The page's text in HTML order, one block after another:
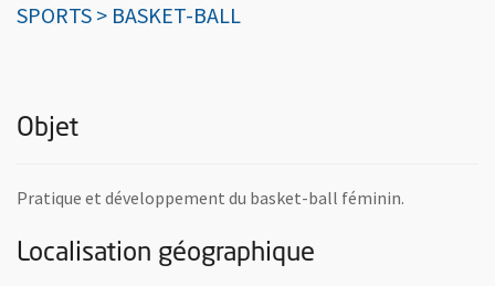
SPORTS > BASKET-BALL
Objet
Pratique et développement du basket-ball féminin.
Localisation géographique